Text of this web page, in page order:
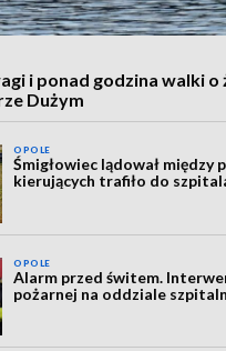
i ponad godzina walki o
Dużym
OPOLE
Śmigłowiec lądował między
kierujących trafiło do
OPOLE
Alarm przed świtem.
pożarnej na oddziale